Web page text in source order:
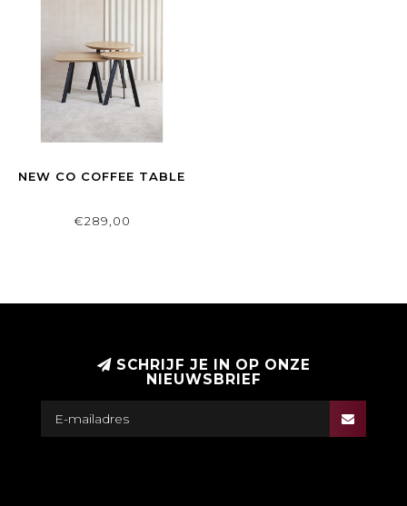
NEW CO COFFEE TABLE
€289,00
SCHRIJF JE IN OP ONZE
NIEUWSBRIEF